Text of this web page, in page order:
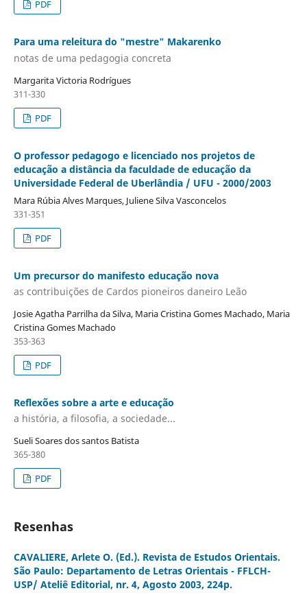
PDF
Para uma releitura do "mestre" Makarenko
notas de uma pedagogia concreta
Margarita Victoria Rodrígues
311-330
PDF
O professor pedagogo e licenciado nos projetos de
educação a distância da faculdade de educação da
Universidade Federal de Uberlândia / UFU - 2000/2003
Mara Rúbia Alves Marques, Juliene Silva Vasconcelos
331-351
PDF
Um precursor do manifesto educação nova
as contribuições de Cardos pioneiros daneiro Leão
Josie Agatha Parrilha da Silva, Maria Cristina Gomes Machado, Maria
Cristina Gomes Machado
353-363
PDF
Reflexões sobre a arte e educação
a história, a filosofia, a sociedade...
Sueli Soares dos santos Batista
365-380
PDF
Resenhas
CAVALIERE, Arlete O. (Ed.). Revista de Estudos Orientais.
São Paulo: Departamento de Letras Orientais - FFLCH-
USP/ Ateliê Editorial, nr. 4, Agosto 2003, 224p.